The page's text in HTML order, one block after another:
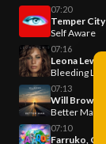
07:20
Temper City
Self Aware
07:16
Leona Lewis
Bleeding Love
07:13
Will Brown
Better Man
07:10
Farruko,